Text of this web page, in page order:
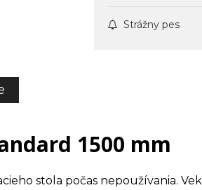
Strážny pes
1500 mm
stola počas nepoužívania.